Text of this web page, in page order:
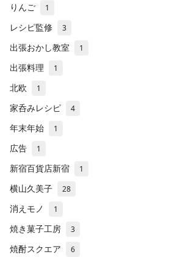
りんご 1
レシピ監修 3
出張おかし教室 1
出張料理 1
北欧 1
家呑みレシピ 4
年末年始 1
広告 1
新宿百貨店新宿 1
横山久美子 28
消えモノ 1
焼き菓子工房 3
焼酎スクエア 6